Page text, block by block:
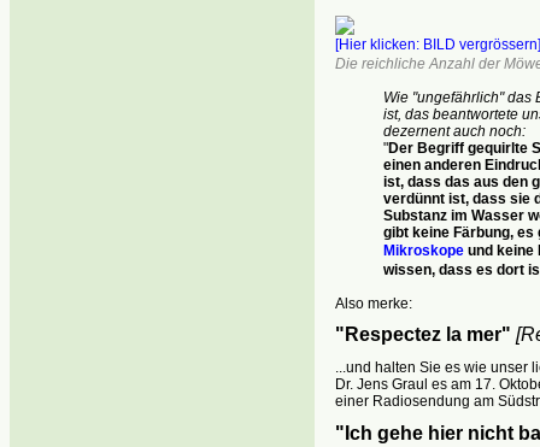
[Hier klicken: BILD vergrössern]
Die reichliche Anzahl der
Wie "ungefährlich" das
ist, das beantwortete
dezernent auch noch:
"Der Begriff gequirlte
einen anderen
ist, dass das aus den
verdünnt ist, dass sie
Substanz im Wasser
gibt keine Färbung, es
Mikroskopeund keine
wissen, dass es dort
Also merke:
"Respectez la mer"
...und halten Sie es wie unser
Dr. Jens Graul es am 17.
einer Radiosendung am
"Ich gehe hier nicht